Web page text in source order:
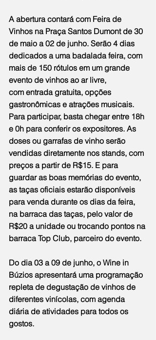
A abertura contará com Feira de
Vinhos na Praça Santos Dumont de 30
de maio a 02 de junho. Serão 4 dias
dedicados a uma badalada feira, com
mais de 150 rótulos em um grande
evento de vinhos ao ar livre,
com entrada gratuita, opções
gastronômicas e atrações musicais.
Para participar, basta chegar entre 18h
e 0h para conferir os expositores. As
doses ou garrafas de vinho serão
vendidas diretamente nos stands, com
preços a partir de R$15. E para
guardar as boas memórias do evento,
as taças oficiais estarão disponíveis
para venda durante os dias da feira,
na barraca das taças, pelo valor de
R$20 a unidade ou trocando pontos na
barraca Top Club, parceiro do evento.
Do dia 03 a 09 de junho, o Wine in
Búzios apresentará uma programação
repleta de degustação de vinhos de
diferentes vinícolas, com agenda
diária de atividades para todos os
gostos.